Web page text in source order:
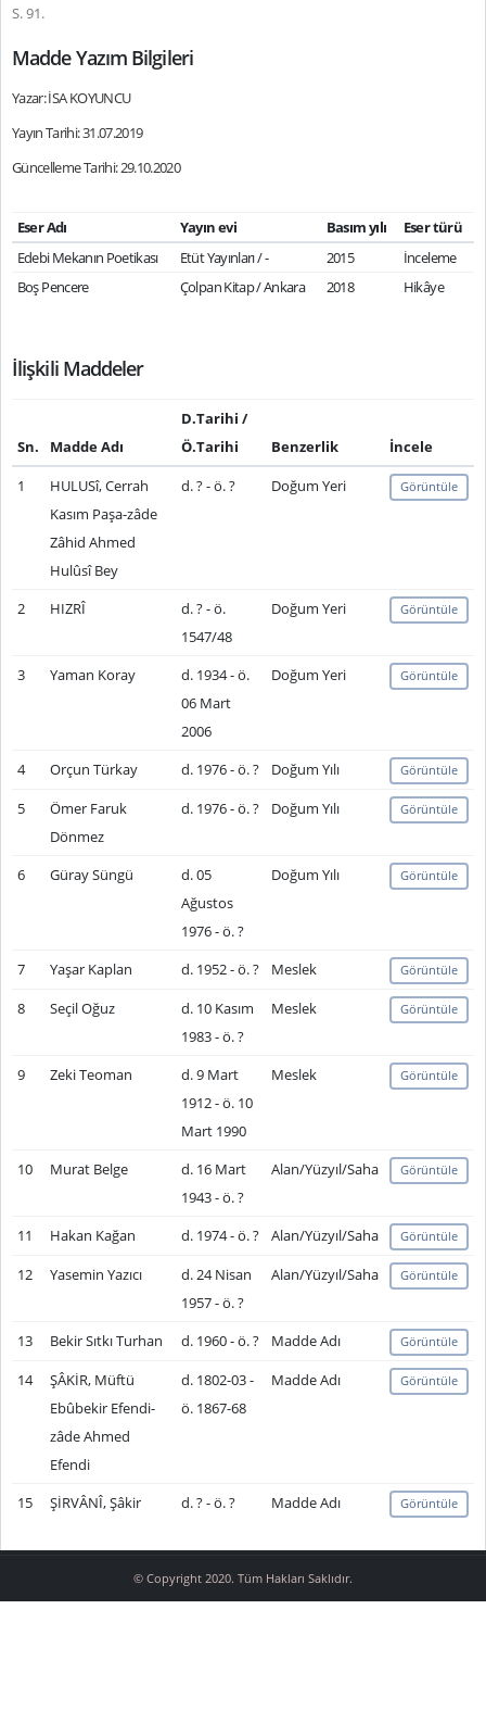
S. 91.
Madde Yazım Bilgileri
Yazar: İSA KOYUNCU
Yayın Tarihi: 31.07.2019
Güncelleme Tarihi: 29.10.2020
Eser Adı Yayın evi Basım yılı
Eser türü
Edebi Mekanın Poetikası
Etüt Yayınları / - 2015
İnceleme
Boş Pencere
Çolpan Kitap / Ankara 2018 Hikâye
İlişkili Maddeler
Sn. Madde Adı
D.Tarihi /
Ö.Tarihi
Benzerlik
İncele
1
HULUSî, Cerrah
Kasım Paşa-zâde
Zâhid Ahmed
Hulûsî Bey
d. ? - ö. ? Doğum Yeri Görüntüle
2 HIZRÎ
d. ? - ö.
1547/48
Doğum Yeri Görüntüle
3 Yaman Koray
d. 1934 - ö.
06 Mart
2006
Doğum Yeri Görüntüle
4 Orçun Türkay d. 1976 - ö. ? Doğum Yılı Görüntüle
5
Ömer Faruk
Dönmez
d. 1976 - ö. ? Doğum Yılı Görüntüle
6 Güray Süngü
d. 05
Ağustos
1976 - ö. ?
Doğum Yılı Görüntüle
7 Yaşar Kaplan d. 1952 - ö. ? Meslek Görüntüle
8 Seçil Oğuz
d. 10 Kasım
1983 - ö. ?
Meslek Görüntüle
9 Zeki Teoman
d. 9 Mart
1912 - ö. 10
Mart 1990
Meslek Görüntüle
10 Murat Belge
d. 16 Mart
1943 - ö. ?
Alan/Yüzyıl/Saha Görüntüle
11 Hakan Kağan d. 1974 - ö. ? Alan/Yüzyıl/Saha Görüntüle
12 Yasemin Yazıcı
d. 24 Nisan
1957 - ö. ?
Alan/Yüzyıl/Saha Görüntüle
13 Bekir Sıtkı Turhan d. 1960 - ö. ? Madde Adı Görüntüle
14
ŞÂKİR, Müftü
Ebûbekir Efendi-
zâde Ahmed
Efendi
d. 1802-03 -
ö. 1867-68
Madde Adı Görüntüle
15 ŞİRVÂNÎ, Şâkir d. ? - ö. ? Madde Adı Görüntüle
© Copyright 2020. Tüm Hakları Saklıdır.